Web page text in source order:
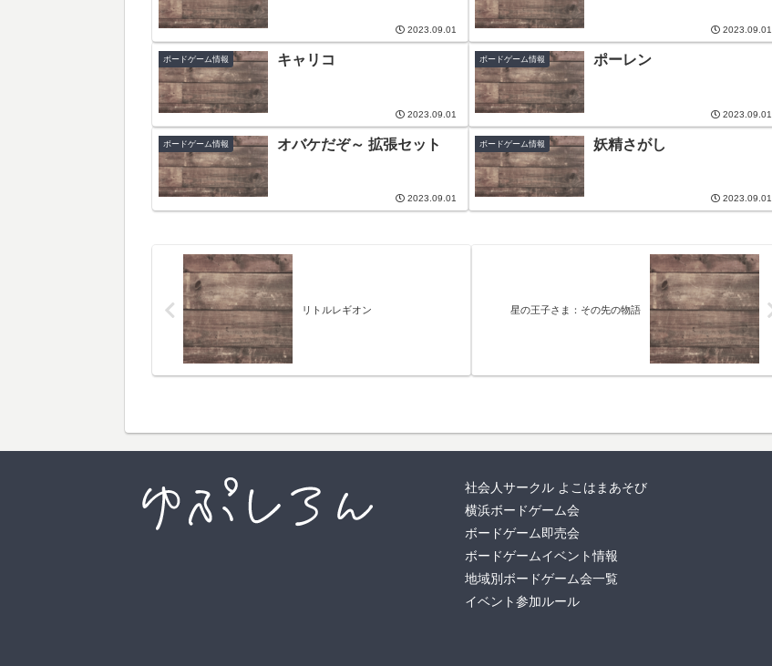
2023.09.01 2023.09.01
ボードゲーム情報 キャリコ
2023.09.01
ボードゲーム情報 ポーレン
2023.09.01
ボードゲーム情報 オバケだぞ～ 拡張セット
2023.09.01
ボードゲーム情報 妖精さがし
2023.09.01
リトルレギオン 星の王子さま：その先の物語
社会人サークル よこはまあそび
横浜ボードゲーム会
ボードゲーム即売会
ボードゲームイベント情報
地域別ボードゲーム会一覧
イベント参加ルール